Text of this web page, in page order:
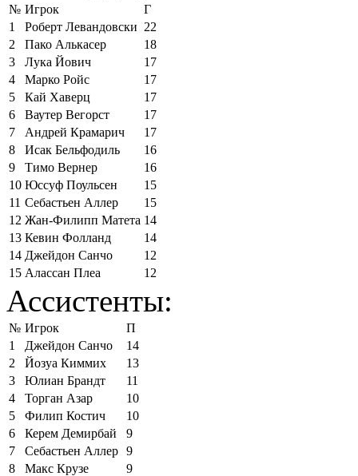
№ Игрок
Г
1
Роберт Левандовски 22
2
Пако Алькасер
18
3
Лука Йович
17
4
Марко Ройс
17
5
Кай Хаверц
17
6
Ваутер Вегорст
17
7
Андрей Крамарич
17
8
Исак Бельфодиль
16
9
Тимо Вернер
16
10 Юссуф Поульсен
15
11 Себастьен Аллер
15
12 Жан-Филипп Матета 14
13 Кевин Фолланд
14
14 Джейдон Санчо
12
15 Алассан Плеа 12
Ассистенты:
№ Игрок
П
1
Джейдон Санчо
14
2
Йозуа Киммих
13
3
Юлиан Брандт
11
4
Торган Азар
10
5
Филип Костич
10
6
Керем Демирбай
9
7
Себастьен Аллер 9
8
Макс Крузе
9